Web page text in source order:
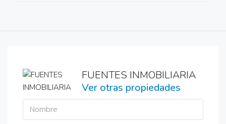
FUENTES INMOBILIARIA
Ver otras propiedades